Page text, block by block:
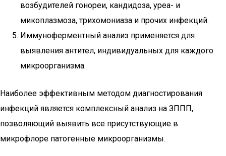
возбудителей гонореи, кандидоза, уреа- и
микоплазмоза, трихомониаза и прочих инфекций.
Иммуноферментный анализ применяется для
выявления антител, индивидуальных для каждого
микроорганизма.
Наиболее эффективным методом диагностирования
инфекций является комплексный анализ на ЗППП,
позволяющий выявить все присутствующие в
микрофлоре патогенные микроорганизмы.